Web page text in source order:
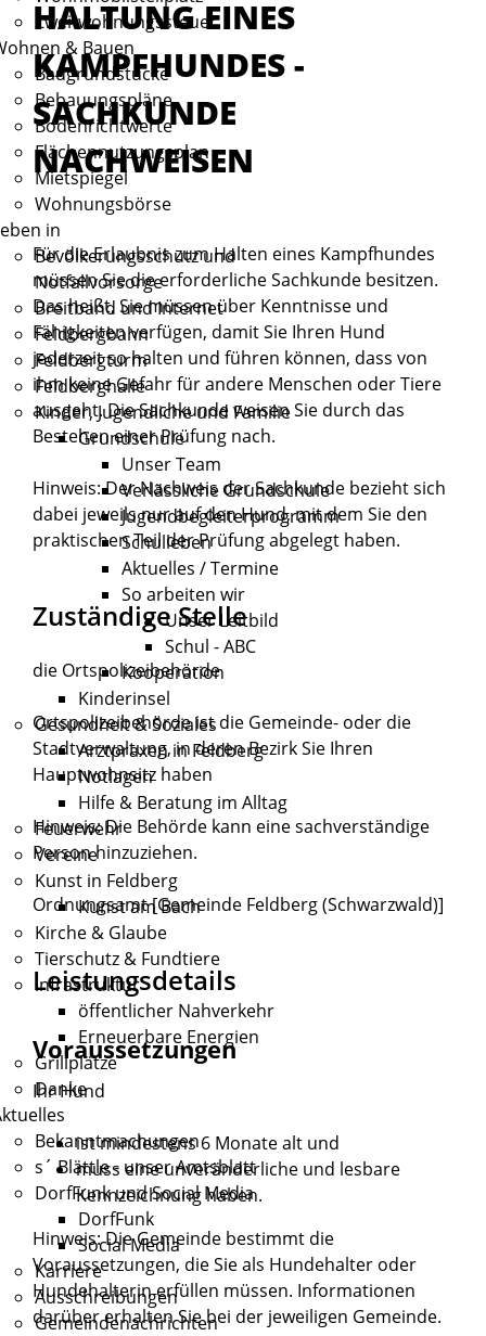
Zweitwohnungssteuer
& Bauen
Baugrundstücke
Bebauungspläne
Bodenrichtwerte
Flächennutzungsplan
Mietspiegel
Wohnungsbörse
in
Bevölkerungsschutz und
Notfallvorsorge
Breitband und Internet
Feldbergbahn
Feldbergturm
Feldberghalle
Kinder, Jugendliche und Familie
Grundschule
Unser Team
Verlässliche Grundschule
Jugendbegleiterprogramm
Schulleben
Aktuelles / Termine
So arbeiten wir
Unser Leitbild
Schul - ABC
Kooperation
Kinderinsel
Gesundheit & Soziales
Arztpraxen in Feldberg
Notlagen
Hilfe & Beratung im Alltag
Feuerwehr
Vereine
Kunst in Feldberg
Kunst am Bach
Kirche & Glaube
Tierschutz & Fundtiere
Infrastruktur
öffentlicher Nahverkehr
Erneuerbare Energien
Grillplätze
Danke
Bekanntmachungen
s´ Blättle - unser Amtsblatt
DorfFunk und Social Media
DorfFunk
Social Media
Karriere
Ausschreibungen
Gemeindenachrichten
HALTUNG EINES
KAMPFHUNDES -
SACHKUNDE
NACHWEISEN
Für dieErlaubnis zum Halten eines Kampfhundes
müssen Sie die erforderliche Sachkunde besitzen.
Das heißt, Sie müssen über Kenntnisse und
Fähigkeiten verfügen, damit Sie Ihren Hund
jederzeit so halten und führen können, dass von
ihm keine Gefahr für andere Menschen oder Tiere
ausgeht. Die Sachkunde weisen Sie durch das
Bestehen einer Prüfung nach.
Hinweis:Der Nachweis derSachkunde bezieht sich
dabei jeweils nur auf den Hund, mit dem Sie den
praktischen Teil der Prüfung abgelegt haben.
Zuständige Stelle
die Ortspolizeibehörde
Ortspolizeibehörde ist die Gemeinde- oder die
Stadtverwaltung, in deren Bezirk Sie Ihren
Hauptwohnsitz haben
Hinweis: Die Behörde kann eine sachverständige
Person hinzuziehen.
Ordnungsamt [Gemeinde Feldberg (Schwarzwald)]
Leistungsdetails
Voraussetzungen
Ihr Hund
ist mindestens 6 Monate alt und
muss eine unveränderliche und lesbare
Kennzeichnung haben.
Hinweis:Die Gemeinde bestimmt die
Voraussetzungen, die Sie als Hundehalter oder
Hundehalterin erfüllen müssen. Informationen
darüber erhalten Sie bei der jeweiligen Gemeinde.